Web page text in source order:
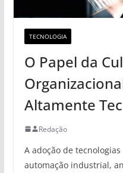
TECNOLOGIA
O Papel da
Altamente
Redação
A adoção de
automação industrial,